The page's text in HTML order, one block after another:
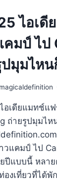
ไอเ
คมป์ ไป
มุมไหน
อเดียแมทช์แ
ถ่ายรูปมุมไห
แคมป์ ไป
ปีแบบนี้ หลาย
องเที่ยวที่ได้พั